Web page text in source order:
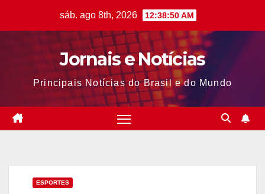
sáb. ago 8th, 2026 12:38:51 AM
Jornais e Notícias
Principais Notícias do Brasil e do Mundo
ESPORTES